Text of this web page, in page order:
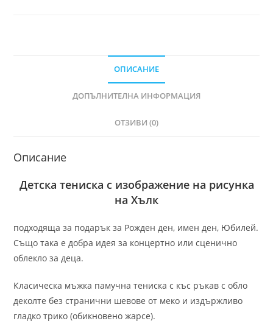
ОПИСАНИЕ
ДОПЪЛНИТЕЛНА ИНФОРМАЦИЯ
ОТЗИВИ (0)
Описание
Детска тениска с изображение на рисунка
на Хълк
подходяща за подарък за Рожден ден, имен ден, Юбилей.
Също така е добра идея за концертно или сценично
облекло за деца.
Класическа мъжка памучна тениска с къс ръкав с обло
деколте без странични шевове от меко и издържливо
гладко трико (обикновено жарсе).